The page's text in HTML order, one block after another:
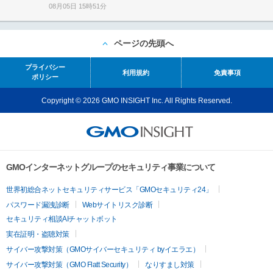
08月05日 15時51分
ページの先頭へ
プライバシー
ポリシー
利用規約 免責事項
Copyright © 2026 GMO INSIGHT Inc. All Rights Reserved.
GMOインターネットグループのセキュリティ事業について
世界初総合ネットセキュリティサービス「GMOセキュリティ24」
パスワード漏洩診断
Webサイトリスク診断
セキュリティ相談AIチャットボット
実在証明・盗聴対策
サイバー攻撃対策（GMOサイバーセキュリティ byイエラエ）
サイバー攻撃対策（GMO Flatt Security）
なりすまし対策